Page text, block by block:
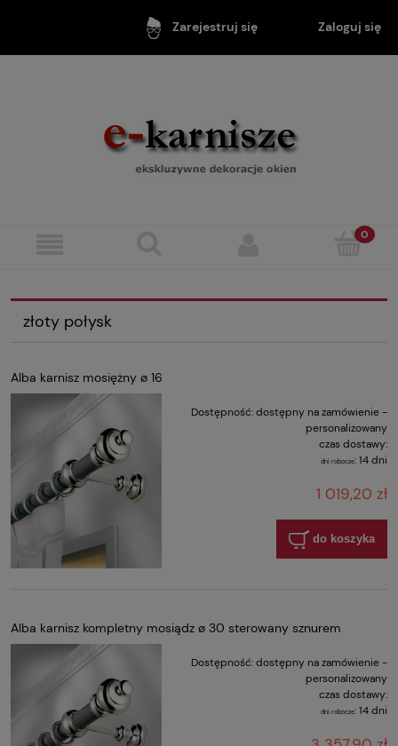
Zarejestruj się Zaloguj się
złoty połysk
Alba karnisz mosiężny ø 16
Dostępność:dostępny na zamówienie -
personalizowany
czas dostawy:
dni robocze:14 dni
1 019,20 zł
do koszyka
Alba karnisz kompletny mosiądz ø 30 sterowany sznurem
Dostępność:dostępny na zamówienie -
personalizowany
czas dostawy:
dni robocze:14 dni